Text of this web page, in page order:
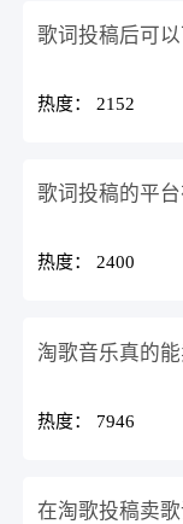
歌词投稿后可
热度： 2152
歌词投稿的平
热度： 2400
淘歌音乐真的
热度： 7946
在淘歌投稿卖